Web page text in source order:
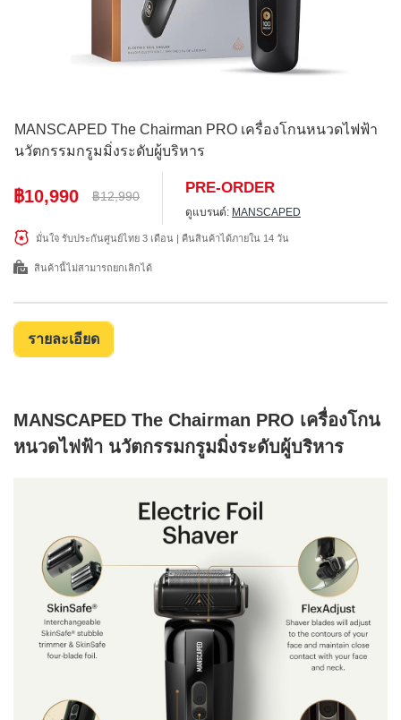
MANSCAPED The Chairman PRO เครื่องโกนหนวดไฟฟ้า
นวัตกรรมกรูมมิ่งระดับผู้บริหาร
฿10,990 ฿12,990 PRE-ORDER
ดูแบรนด์: MANSCAPED
มั่นใจ รับประกันศูนย์ไทย 3 เดือน | คืนสินค้าได้ภายใน 14 วัน
สินค้านี้ไม่สามารถยกเลิกได้
รายละเอียด
MANSCAPED The Chairman PRO เครื่องโกน
หนวดไฟฟ้า นวัตกรรมกรูมมิ่งระดับผู้บริหาร